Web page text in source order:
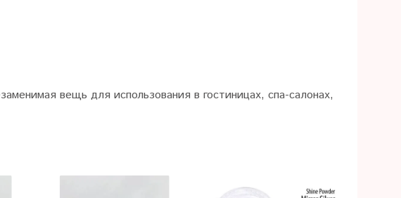
вещь для использования в гостиницах, спа-салонах,